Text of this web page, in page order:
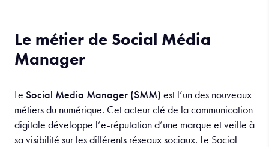
Le métier de Social Média
Manager
Le Social Media Manager (SMM) est l’un des nouveaux
métiers du numérique. Cet acteur clé de la communication
digitale développe l’e-réputation d’une marque et veille à
sa visibilité sur les différents réseaux sociaux. Le Social